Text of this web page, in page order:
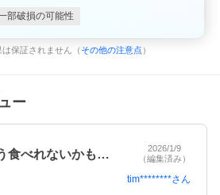
部破損の可能性
保証されません（ その他の注意点 ）
ー
高くなり過ぎてもう食べれないかもと思い…
2026/1/9
（編集済み）
tim********さん